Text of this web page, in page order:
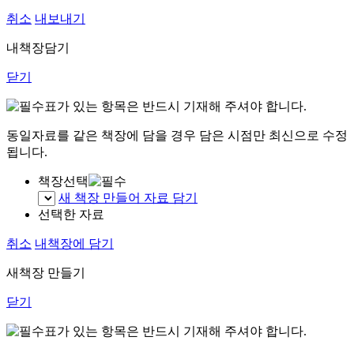
취소 내보내기
내책장담기
닫기
표가 있는 항목은 반드시 기재해 주셔야 합니다.
동일자료를 같은 책장에 담을 경우 담은 시점만 최신으로 수정
됩니다.
책장선택
새 책장 만들어 자료 담기
선택한 자료
취소 내책장에 담기
새책장 만들기
닫기
표가 있는 항목은 반드시 기재해 주셔야 합니다.